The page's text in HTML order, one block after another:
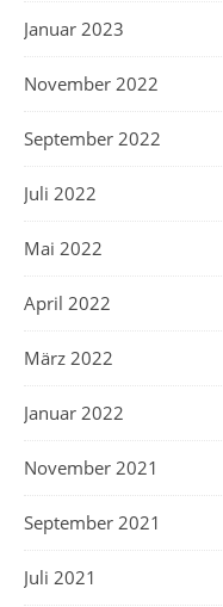
Januar 2023
November 2022
September 2022
Juli 2022
Mai 2022
April 2022
März 2022
Januar 2022
November 2021
September 2021
Juli 2021